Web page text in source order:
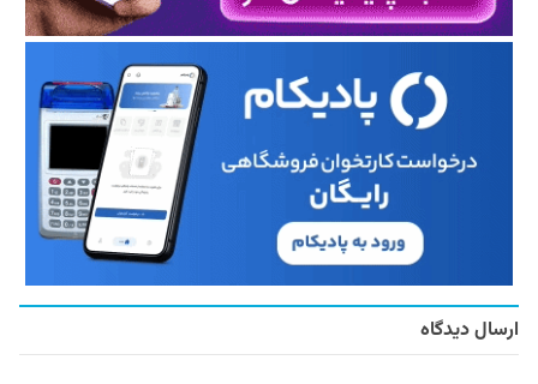
ارسال دیدگاه